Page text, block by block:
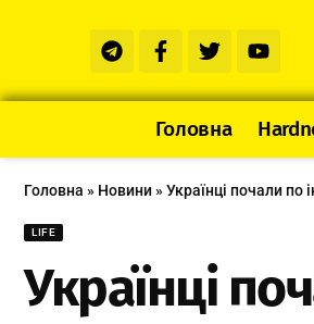
Головна
Головна » Новини»Українці почали по
LIFE
Українці